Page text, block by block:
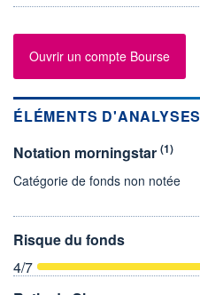
Ouvrir un compte Bourse
ÉLÉMENTS D'ANALYSES
Notation morningstar (1)
Catégorie de fonds non notée
Risque du fonds
4/7